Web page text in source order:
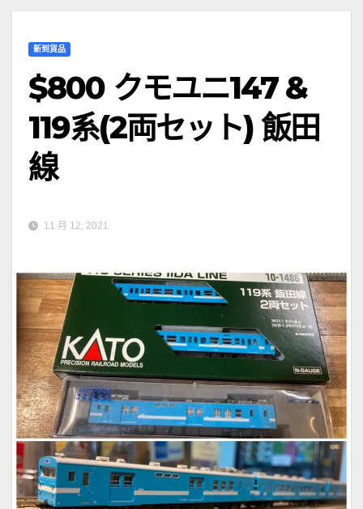
新到貨品
$800 クモユニ147 &
119系(2両セット) 飯田
線
11 月 12, 2021